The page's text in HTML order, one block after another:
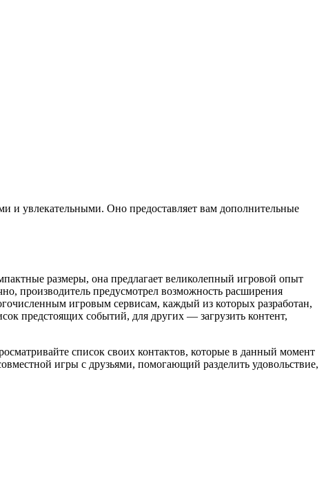
и увлекательными. Оно предоставляет вам дополнительные
размеры, она предлагает великолепный игровой опыт
производитель предусмотрел возможность расширения
игровым сервисам, каждый из которых разработан,
предстоящих событий, для других — загрузить контент,
список своих контактов, которые в данный момент
игры с друзьями, помогающий разделить удовольствие,